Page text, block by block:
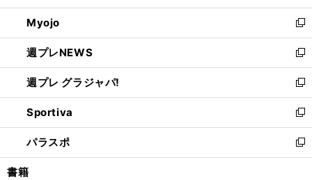
開
く
ウ
で
開
く
ン
ド
ウ
で
開
く
ウ
ィ
ン
ド
ウ
で
開
く
Myojo
新
し
い
ウ
ィ
ン
ド
ウ
で
開
週プレNEWS
新
し
い
ウ
ィ
ン
ド
ウ
週プレ グラジャパ!
新
し
い
ウ
ィ
ン
Sportiva
新
し
い
ウ
パラスポ
新
し
書籍